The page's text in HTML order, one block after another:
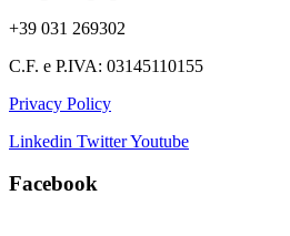
+39 031 269302
C.F. e P.IVA: 03145110155
Privacy Policy
Linkedin TwitterYoutube
Facebook